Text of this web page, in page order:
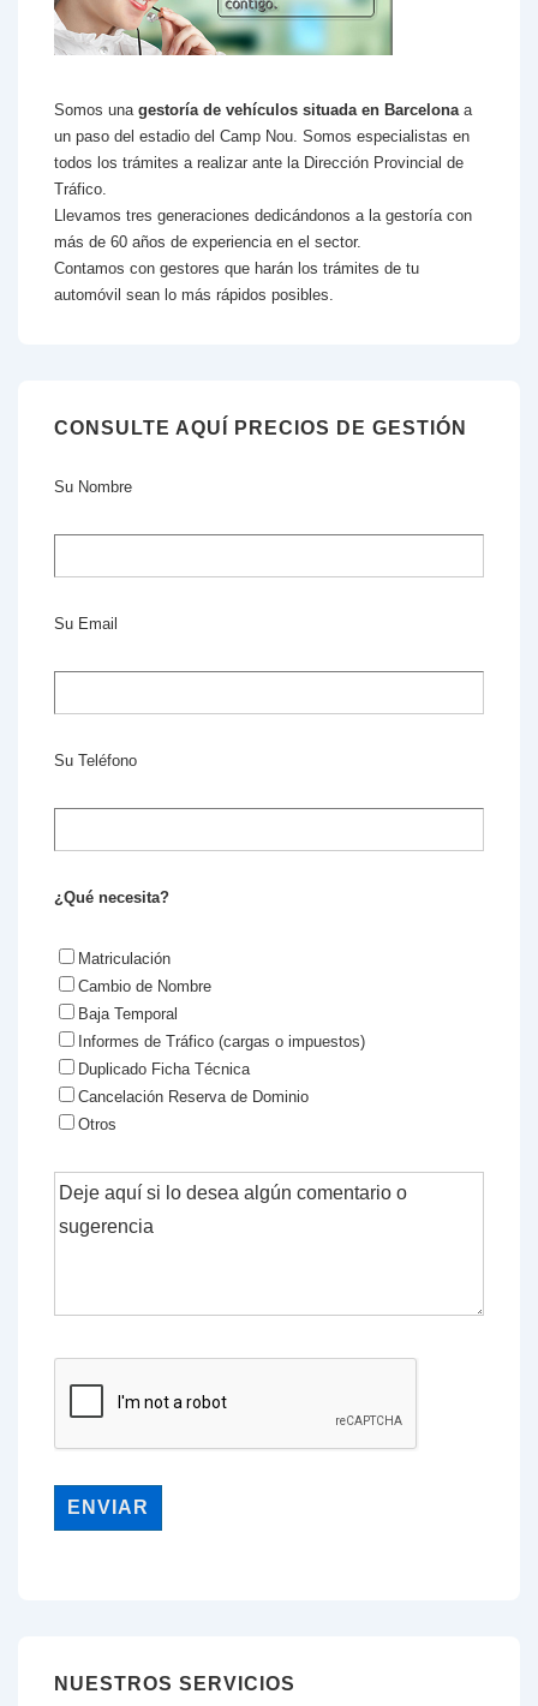
Somos una gestoría de vehículos situada en Barcelona a
un paso del estadio del Camp Nou. Somos especialistas en
todos los trámites a realizar ante la Dirección Provincial de
Tráfico.
Llevamos tres generaciones dedicándonos a la gestoría con
más de 60 años de experiencia en el sector.
Contamos con gestores que harán los trámites de tu
automóvil sean lo más rápidos posibles.
CONSULTE AQUÍ PRECIOS DE GESTIÓN
Su Nombre
Su Email
Su Teléfono
¿Qué necesita?
Matriculación
Cambio de Nombre
Baja Temporal
Informes de Tráfico (cargas o impuestos)
Duplicado Ficha Técnica
Cancelación Reserva de Dominio
Otros
NUESTROS SERVICIOS